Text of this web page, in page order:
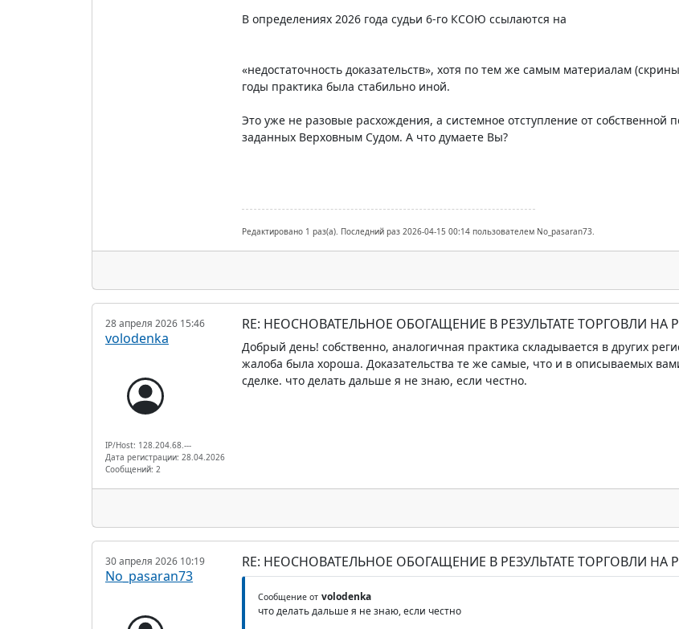
В определениях 2026 года судьи 6-го КСОЮ ссылаются на
«недостаточность доказательств», хотя по тем же самым материалам
годы практика была стабильно иной.
Это уже не разовые расхождения, а системное отступление от собственной
заданных Верховным Судом. А что думаете Вы?
Редактировано 1 раз(а). Последний раз 2026-04-15 00:14 пользователем No_pasaran73.
28 апреля 2026 15:46
volodenka
IP/Host: 128.204.68.---
Дата регистрации: 28.04.2026
Сообщений: 2
RE: НЕОСНОВАТЕЛЬНОЕ ОБОГАЩЕНИЕ В РЕЗУЛЬТАТЕ ТОРГОВЛИ НА
Добрый день! собственно, аналогичная практика складывается в других
жалоба была хороша. Доказательства те же самые, что и в описываемых
сделке. что делать дальше я не знаю, если честно.
30 апреля 2026 10:19
No_pasaran73
RE: НЕОСНОВАТЕЛЬНОЕ ОБОГАЩЕНИЕ В РЕЗУЛЬТАТЕ ТОРГОВЛИ НА
Сообщение от volodenka
что делать дальше я не знаю, если честно